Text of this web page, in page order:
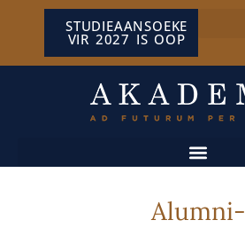
STUDIEAANSOEKE
VIR 2027 IS OOP
Alumni-